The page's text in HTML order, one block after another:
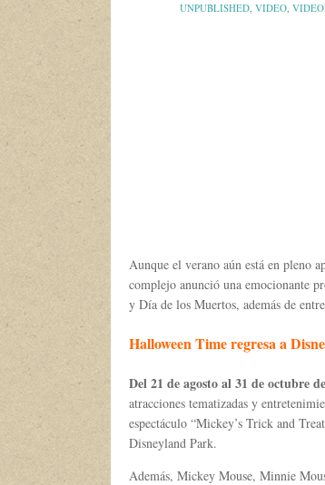
UNPUBLISHED, VIDEO,
Aunque el verano aún está en pleno
complejo anunció una emocionante
y Día de los Muertos, además de
Halloween Time regresa a
Del 21 de agosto al 31 de octubre
atracciones tematizadas y
espectáculo “Mickey’s Trick and
Disneyland Park.
Además, Mickey Mouse, Minnie